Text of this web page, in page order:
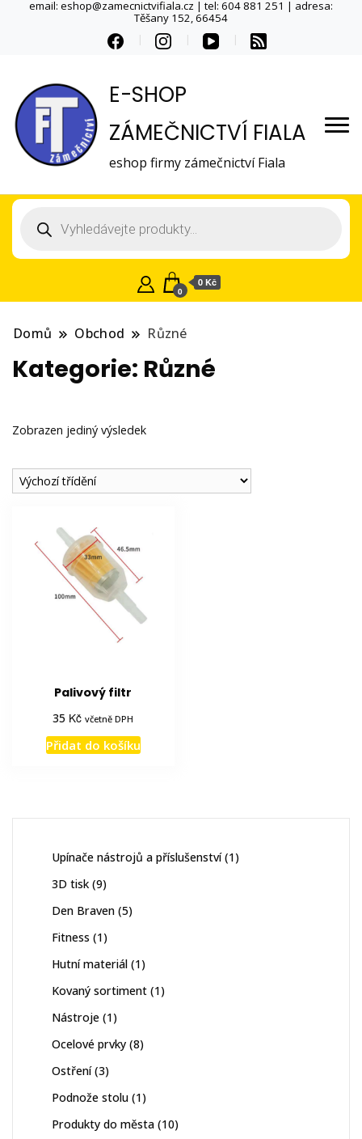
email: eshop@zamecnictvifiala.cz | tel: 604 881 251 | adresa:
Těšany 152, 66454
E-SHOP
ZÁMEČNICTVÍ FIALA
eshop firmy zámečnictví Fiala
search
0
0 Kč
Domů Obchod Různé
Kategorie: Různé
Zobrazen jediný výsledek
Palivový filtr
35 Kč včetně DPH
Přidat do košíku
Upínače nástrojů a příslušenství 11
3D tisk 99
Den Braven 55
Fitness 11
Hutní materiál 11
Kovaný sortiment 11
Nástroje 11
Ocelové prvky 88
Ostření 33
Podnože stolu 11
Produkty do města 1010